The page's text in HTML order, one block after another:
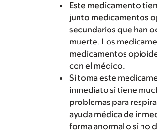
Este medicamento
junto medicamentos
secundarios que han
muerte. Los
medicamentos
con el médico.
Si toma este
inmediato si tiene
problemas para
ayuda médica de
forma anormal o si no